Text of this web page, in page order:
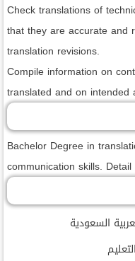
Check translations of
that they are accurate and
translation revisions.
Compile information on
translated and on intended
Bachelor Degree in
communication skills.
السعودية